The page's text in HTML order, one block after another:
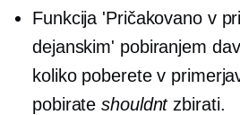
Funkcija 'Pričakovano v
dejanskim' pobiranjem
koliko poberete v
pobirateshouldnt zbirati.